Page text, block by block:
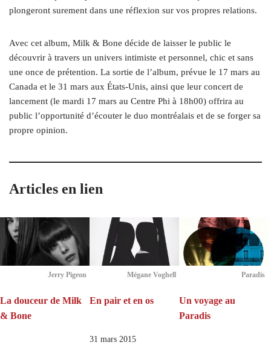
plongeront surement dans une réflexion sur vos propres relations.
Avec cet album, Milk & Bone décide de laisser le public le
découvrir à travers un univers intimiste et personnel, chic et sans
une once de prétention. La sortie de l’album, prévue le 17 mars au
Canada et le 31 mars aux États-Unis, ainsi que leur concert de
lancement (le mardi 17 mars au Centre Phi à 18h00) offrira au
public l’opportunité d’écouter le duo montréalais et de se forger sa
propre opinion.
Articles en lien
Jerry Pigeon
La douceur de Milk
& Bone
Mégane Voghell
En pair et en os
31 mars 2015
Paradis
Un voyage au
Paradis